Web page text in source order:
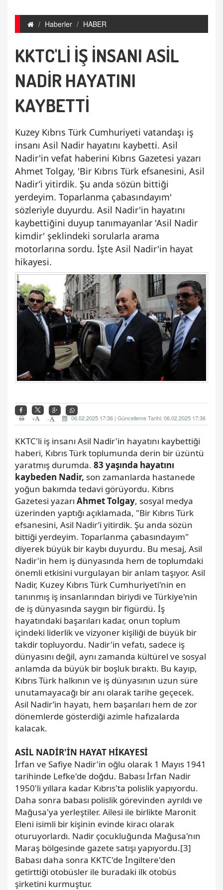
Haberler HABER
KKTC'Lİ İŞ İNSANI ASİL
NADİR HAYATINI
KAYBETTİ
Kuzey Kıbrıs Türk Cumhuriyeti vatandaşı iş
insanı Asil Nadir hayatını kaybetti. Asil
Nadir'in vefat haberini Kıbrıs Gazetesi yazarı
Ahmet Tolgay, 'Bir Kıbrıs Türk efsanesini, Asil
Nadir’i yitirdik. Şu anda sözün bittiği
yerdeyim. Toparlanma çabasındayım'
sözleriyle duyurdu. Asil Nadir'in hayatını
kaybettiğini duyup tanımayanlar 'Asil Nadir
kimdir' şeklindeki sorularla arama
motorlarına sordu. İşte Asil Nadir'in hayat
hikayesi.
06.02.2025 17:36 | Güncelleme Tarihi: 06.02.2025 17:36
-
+
KKTC'li iş insanı Asil Nadir'in hayatını kaybettiği
haberi, Kıbrıs Türk toplumunda derin bir üzüntü
yaratmış durumda. 83 yaşında hayatını
kaybeden Nadir, son zamanlarda hastanede
yoğun bakımda tedavi görüyordu. Kıbrıs
Gazetesi yazarı Ahmet Tolgay, sosyal medya
üzerinden yaptığı açıklamada, "Bir Kıbrıs Türk
efsanesini, Asil Nadir’i yitirdik. Şu anda sözün
bittiği yerdeyim. Toparlanma çabasındayım"
diyerek büyük bir kaybı duyurdu. Bu mesaj, Asil
Nadir'in hem iş dünyasında hem de toplumdaki
önemli etkisini vurgulayan bir anlam taşıyor. Asil
Nadir, Kuzey Kıbrıs Türk Cumhuriyeti'nin en
tanınmış iş insanlarından biriydi ve Türkiye'nin
de iş dünyasında saygın bir figürdü. İş
hayatındaki başarıları kadar, onun toplum
içindeki liderlik ve vizyoner kişiliği de büyük bir
takdir topluyordu. Nadir'in vefatı, sadece iş
dünyasını değil, aynı zamanda kültürel ve sosyal
anlamda da büyük bir boşluk bıraktı. Bu kayıp,
Kıbrıs Türk halkının ve iş dünyasının uzun süre
unutamayacağı bir anı olarak tarihe geçecek.
Asil Nadir’in hayatı, hem başarıları hem de zor
dönemlerde gösterdiği azimle hafızalarda
kalacak.
ASİL NADİR'İN HAYAT HİKAYESİ
İrfan ve Safiye Nadir'in oğlu olarak 1 Mayıs 1941
tarihinde Lefke'de doğdu. Babası İrfan Nadir
1950'li yıllara kadar Kıbrıs'ta polislik yapıyordu.
Daha sonra babası polislik görevinden ayrıldı ve
Mağusa'ya yerleştiler. Ailesi ile birlikte Maronit
Eleni isimli bir kişinin evinde kiracı olarak
oturuyorlardı. Nadir çocukluğunda Mağusa'nın
Maraş bölgesinde gazete satışı yapıyordu.[3]
Babası daha sonra KKTC'de İngiltere'den
getirttiği otobüsler ile buradaki ilk otobüs
şirketini kurmuştur.